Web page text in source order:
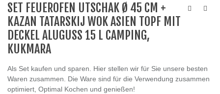
SET FEUEROFEN UTSCHAK Ø 45 CM +
KAZAN TATARSKIJ WOK ASIEN TOPF MIT
DECKEL ALUGUSS 15 L CAMPING,
KUKMARA
Als Set kaufen und sparen. Hier stellen wir für Sie unsere besten
Waren zusammen. Die Ware sind für die Verwendung zusammen
optimiert, Optimal Kochen und genießen!